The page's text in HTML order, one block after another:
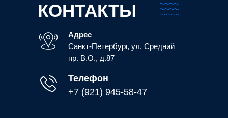
КОНТАКТЫ
Адрес
Санкт-Петербург, ул. Средний
пр. В.О., д.87
Телефон
+7 (921) 945-58-47